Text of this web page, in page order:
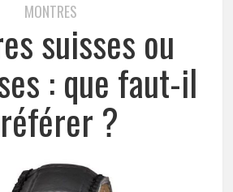
MONTRES
suisses ou
: que faut-il
?